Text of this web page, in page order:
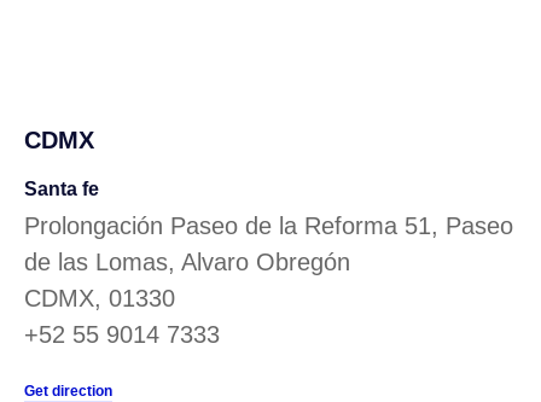
CDMX
Santa fe
Prolongación Paseo de la Reforma 51, Paseo
de las Lomas, Alvaro Obregón
CDMX, 01330
+52 55 9014 7333
Get direction